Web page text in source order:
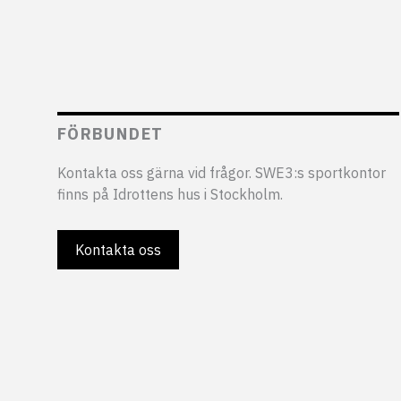
FÖRBUNDET
Kontakta oss gärna vid frågor. SWE3:s sportkontor
finns på Idrottens hus i Stockholm.
Kontakta oss